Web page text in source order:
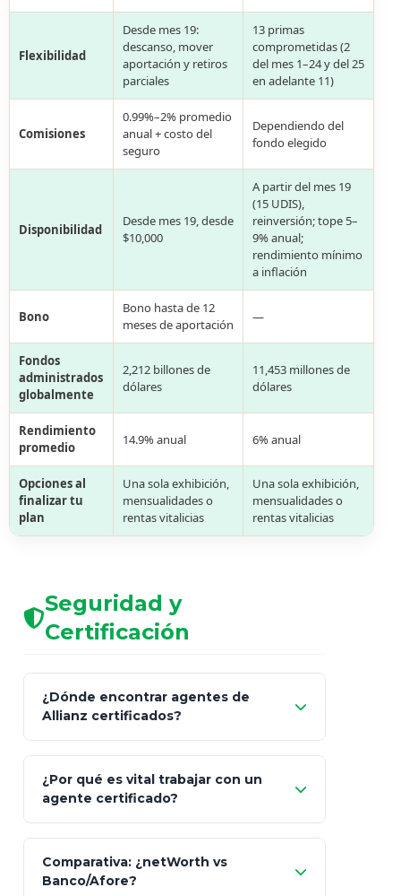
Flexibilidad
Desde mes 19:
descanso, mover
aportación y retiros
parciales
13 primas
comprometidas (2
del mes 1–24 y del 25
en adelante 11)
Comisiones
0.99%–2% promedio
anual + costo del
seguro
Dependiendo del
fondo elegido
Disponibilidad
Desde mes 19, desde
$10,000
A partir del mes 19
(15 UDIS),
reinversión; tope 5–
9% anual;
rendimiento mínimo
a inflación
Bono
Bono hasta de 12
meses de aportación
—
Fondos
administrados
globalmente
2,212 billones de
dólares
11,453 millones de
dólares
Rendimiento
promedio
14.9% anual 6% anual
Opciones al
finalizar tu
plan
Una sola exhibición,
mensualidades o
rentas vitalicias
Una sola exhibición,
mensualidades o
rentas vitalicias
Seguridad y
Certificación
¿Dónde encontrar agentes de
Allianz certificados?
Seguros y Fianzas (CNSF)
netWorth
¿Por qué es vital trabajar con un
agente certificado?
consultor técnico
legalmente facultado
Comparativa: ¿netWorth vs
Banco/Afore?